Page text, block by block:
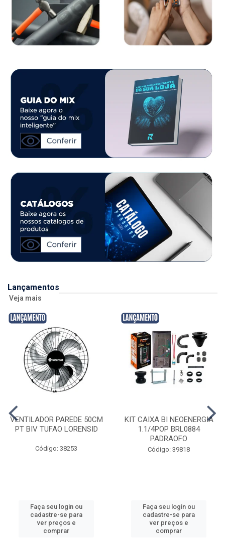
Lançamentos
Veja mais
VENTILADOR PAREDE 50CM
PT BIV TUFAO LORENSID
Código: 38253
Faça seu login ou
cadastre-se para
ver preços e
comprar
KIT CAIXA BI NEOENERGIA
1.1/4POP BRL0884
PADRAOFO
Código: 39818
Faça seu login ou
cadastre-se para
ver preços e
comprar